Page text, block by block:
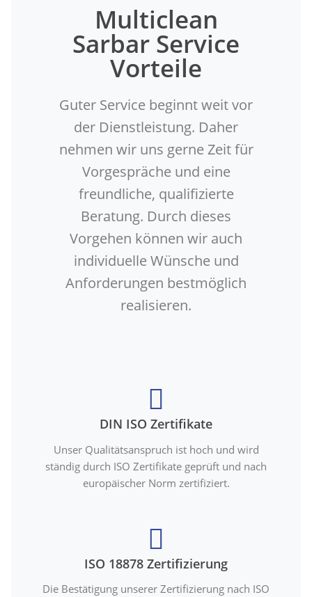
Multiclean
Sarbar Service
Vorteile
Guter Service beginnt weit vor
der Dienstleistung. Daher
nehmen wir uns gerne Zeit für
Vorgespräche und eine
freundliche, qualifizierte
Beratung. Durch dieses
Vorgehen können wir auch
individuelle Wünsche und
Anforderungen bestmöglich
realisieren.
DIN ISO Zertifikate
Unser Qualitätsanspruch ist hoch und wird
ständig durch ISO Zertifikate geprüft und nach
europäischer Norm zertifiziert.
ISO 18878 Zertifizierung
Die Bestätigung unserer Zertifizierung nach ISO